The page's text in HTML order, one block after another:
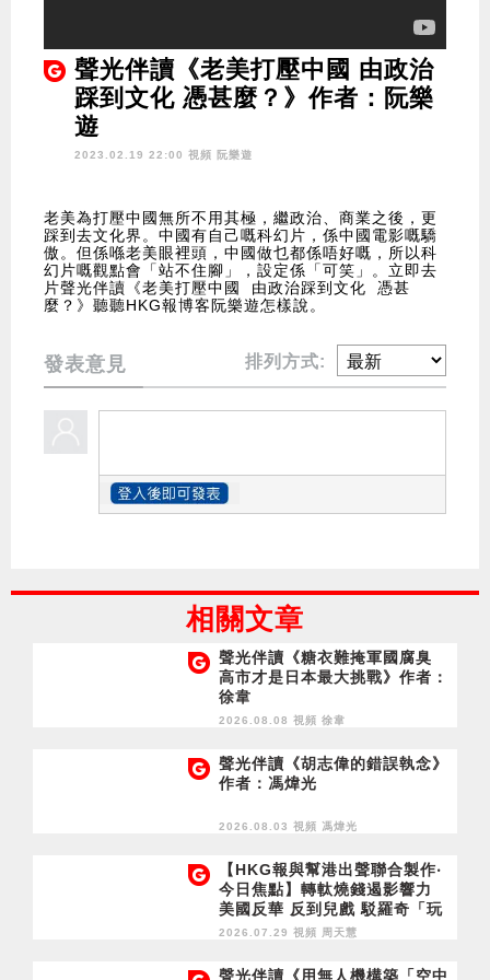
聲光伴讀《老美打壓中國 由政治
踩到文化 憑甚麼？》作者：阮樂
遊
2023.02.19 22:00 視頻 阮樂遊
老美為打壓中國無所不用其極，繼政治、商業之後，更
踩到去文化界。中國有自己嘅科幻片，係中國電影嘅驕
傲。但係喺老美眼裡頭，中國做乜都係唔好嘅，所以科
幻片嘅觀點會「站不住腳」，設定係「可笑」。立即去
片聲光伴讀《老美打壓中國 由政治踩到文化 憑甚
麼？》聽聽HKG報博客阮樂遊怎樣說。
發表意見 排列方式:
相關文章
聲光伴讀《糖衣難掩軍國腐臭
高市才是日本最大挑戰》作者：
徐韋
2026.08.08 視頻 徐韋
聲光伴讀《胡志偉的錯誤執念》
作者：馮煒光
2026.08.03 視頻 馮煒光
【HKG報與幫港出聲聯合製作‧
今日焦點】轉軚燒錢遏影響力
美國反華 反到兒戲 駁羅奇「玩
完論」 香港唔靠中國 唔通靠美
2026.07.29 視頻 周天慧
聲光伴讀《用無人機構築「空中